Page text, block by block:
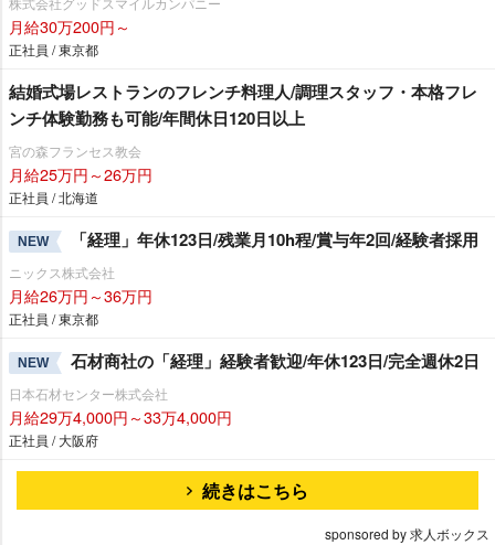
月給30万200円～
正社員 / 東京都
結婚式場レストランのフレンチ料理人/調理スタッフ・本格フレ
ンチ体験勤務も可能/年間休日120日以上
宮の森フランセス教会
月給25万円～26万円
正社員 / 北海道
NEW 「経理」年休123日/残業月10h程/賞与年2回/経験者採用
ニックス株式会社
月給26万円～36万円
正社員 / 東京都
NEW 石材商社の「経理」経験者歓迎/年休123日/完全週休2日
日本石材センター株式会社
月給29万4,000円～33万4,000円
正社員 / 大阪府
続きはこちら
sponsored by 求人ボックス